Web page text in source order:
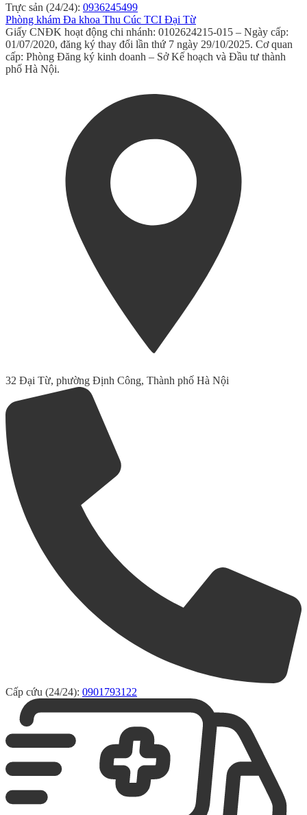
Trực sản (24/24): 0936245499
Phòng khám Đa khoa Thu Cúc TCI Đại Từ
Giấy CNĐK hoạt động chi nhánh: 0102624215-015 – Ngày cấp:
01/07/2020, đăng ký thay đổi lần thứ 7 ngày 29/10/2025. Cơ quan
cấp: Phòng Đăng ký kinh doanh – Sở Kế hoạch và Đầu tư thành
phố Hà Nội.
32 Đại Từ, phường Định Công, Thành phố Hà Nội
Cấp cứu (24/24): 0901793122